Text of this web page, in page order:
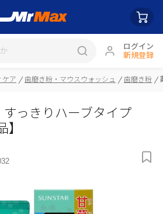
ログイン
新規登録
ケア 歯磨き粉・マウスウォッシュ 歯磨き粉
っきりハーブタイプ